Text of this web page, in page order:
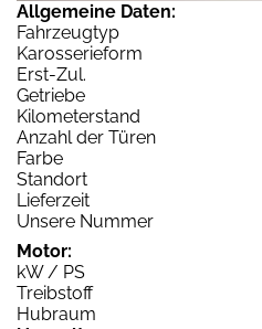
Allgemeine Daten:
Fahrzeugtyp
Karosserieform
Erst-Zul.
Getriebe
Kilometerstand
Anzahl der Türen
Farbe
Standort
Lieferzeit
Unsere Nummer
Motor:
kW / PS
Treibstoff
Hubraum